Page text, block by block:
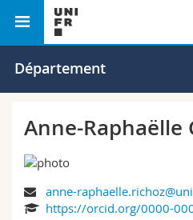
Université
Campus
Recherche
Droit
Vous êtes
Futurs étudiants
Ressources
Faculté des lettres et des
Département
Anne-Raphaëlle
anne-
https://orcid.org/0000-